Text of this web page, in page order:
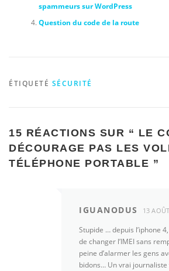
spammeurs sur WordPress
Question du code de la route
ÉTIQUETÉ SÉCURITÉ
15 RÉACTIONS SUR “ LE
DÉCOURAGE PAS LES
TÉLÉPHONE PORTABLE ”
IGUANODUS 13
Stupide … depuis l’iphone
de changer l’IMEI sans
peine d’alarmer les gens
bidons… Un vrai